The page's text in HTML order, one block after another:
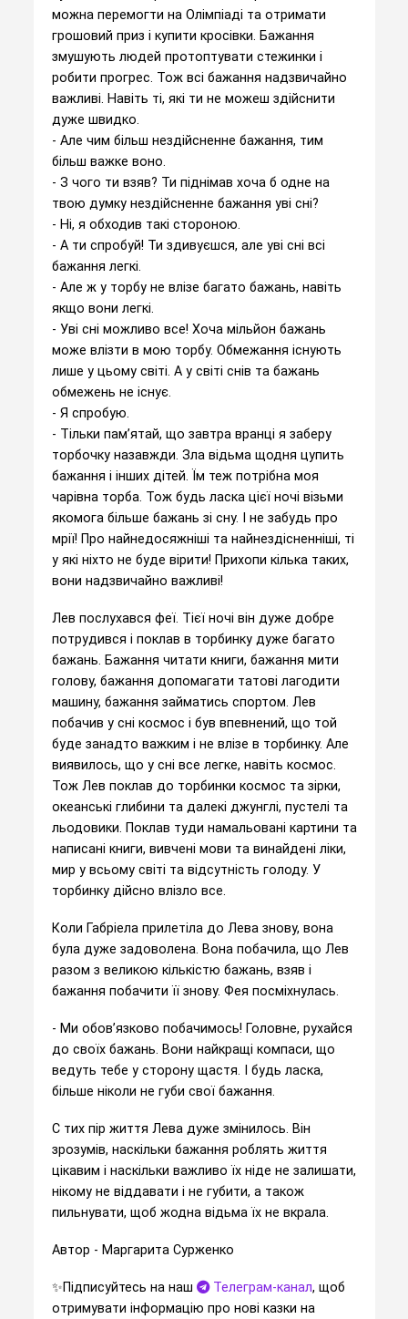
можна перемогти на Олімпіаді та отримати
грошовий приз і купити кросівки. Бажання
змушують людей протоптувати стежинки і
робити прогрес. Тож всі бажання надзвичайно
важливі. Навіть ті, які ти не можеш здійснити
дуже швидко.
- Але чим більш нездійсненне бажання, тим
більш важке воно.
- З чого ти взяв? Ти піднімав хоча б одне на
твою думку нездійсненне бажання уві сні?
- Ні, я обходив такі стороною.
- А ти спробуй! Ти здивуєшся, але уві сні всі
бажання легкі.
- Але ж у торбу не влізе багато бажань, навіть
якщо вони легкі.
- Уві сні можливо все! Хоча мільйон бажань
може влізти в мою торбу. Обмежання існують
лише у цьому світі. А у світі снів та бажань
обмежень не існує.
- Я спробую.
- Тільки пам’ятай, що завтра вранці я заберу
торбочку назавжди. Зла відьма щодня цупить
бажання і інших дітей. Їм теж потрібна моя
чарівна торба. Тож будь ласка цієї ночі візьми
якомога більше бажань зі сну. І не забудь про
мрії! Про найнедосяжніші та найнездісненніші, ті
у які ніхто не буде вірити! Прихопи кілька таких,
вони надзвичайно важливі!
Лев послухався феї. Тієї ночі він дуже добре
потрудився і поклав в торбинку дуже багато
бажань. Бажання читати книги, бажання мити
голову, бажання допомагати татові лагодити
машину, бажання займатись спортом. Лев
побачив у сні космос і був впевнений, що той
буде занадто важким і не влізе в торбинку. Але
виявилось, що у сні все легке, навіть космос.
Тож Лев поклав до торбинки космос та зірки,
океанські глибини та далекі джунглі, пустелі та
льодовики. Поклав туди намальовані картини та
написані книги, вивчені мови та винайдені ліки,
мир у всьому світі та відсутність голоду. У
торбинку дійсно влізло все.
Коли Габріела прилетіла до Лева знову, вона
була дуже задоволена. Вона побачила, що Лев
разом з великою кількістю бажань, взяв і
бажання побачити її знову. Фея посміхнулась.
- Ми обов’язково побачимось! Головне, рухайся
до своїх бажань. Вони найкращі компаси, що
ведуть тебе у сторону щастя. І будь ласка,
більше ніколи не губи свої бажання.
С тих пір життя Лева дуже змінилось. Він
зрозумів, наскільки бажання роблять життя
цікавим і наскільки важливо їх ніде не залишати,
нікому не віддавати і не губити, а також
пильнувати, щоб жодна відьма їх не вкрала.
Автор - Маргарита Сурженко
✨️Підписуйтесь на наш Телеграм-канал, щоб
отримувати інформацію про нові казки на